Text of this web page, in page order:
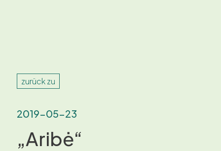
zurück zu
2019-05-23
„Aribė“